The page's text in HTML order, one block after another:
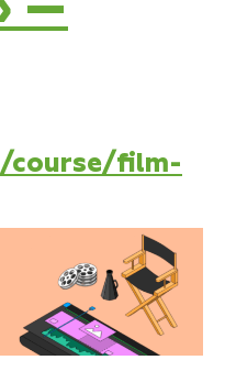
course/film-